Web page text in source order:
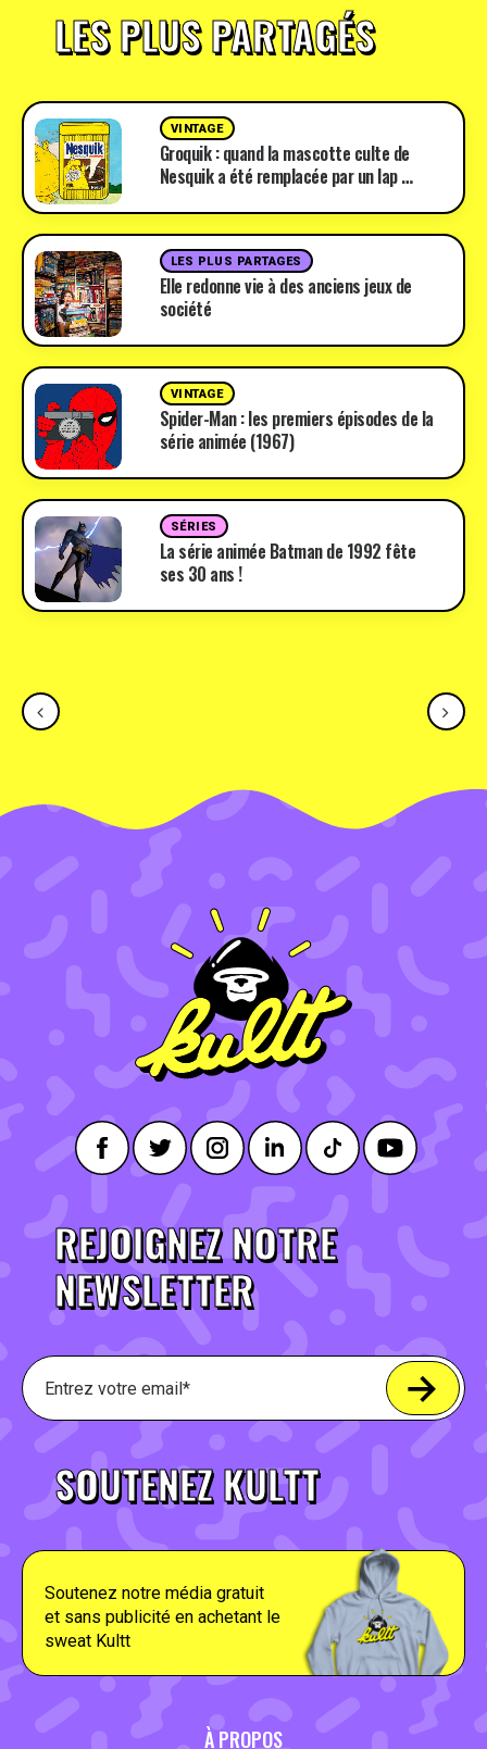
LES PLUS PARTAGÉS
VINTAGE
Groquik : quand la mascotte culte de
Nesquik a été remplacée par un lap …
LES PLUS PARTAGES
Elle redonne vie à des anciens jeux de
société
VINTAGE
Spider-Man : les premiers épisodes de la
série animée (1967)
SÉRIES
La série animée Batman de 1992 fête
ses 30 ans !
REJOIGNEZ NOTRE
NEWSLETTER
SOUTENEZ KULTT
Soutenez notre média gratuit
et sans publicité en achetant le
sweat Kultt
À PROPOS